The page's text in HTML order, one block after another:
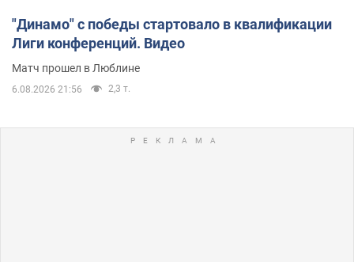
"Динамо" с победы стартовало в квалификации
Лиги конференций. Видео
Матч прошел в Люблине
6.08.2026 21:56 2,3 т.